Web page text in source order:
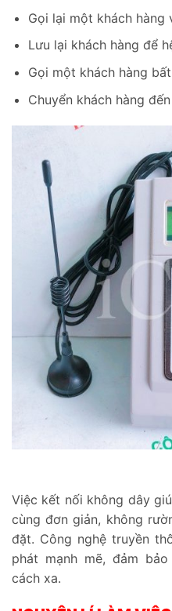
Gọi lại một khách hàng
Lưu lại khách hàng để
Gọi một khách hàng
Chuyển khách hàng
Việc kết nối không dây
cùng đơn giản, không
đặt. Công nghệ truyền
phát mạnh mẽ, đảm
cách xa.